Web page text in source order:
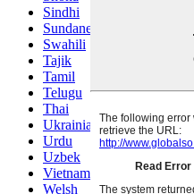
Sindhi
Sundanese
Swahili
Tajik
Tamil
Telugu
Thai
Ukrainian
Urdu
Uzbek
Vietnamese
Welsh